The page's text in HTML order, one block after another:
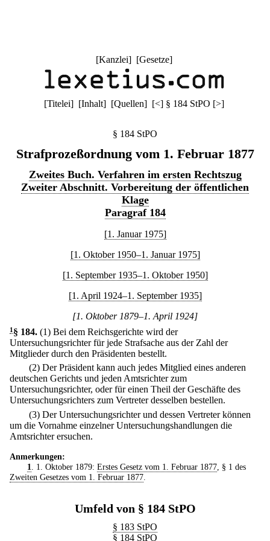
[Kanzlei] [Gesetze]
[Titelei] [Inhalt] [Quellen] [<] § 184 StPO [>]
§ 184 StPO
Strafprozeßordnung vom 1. Februar 1877
Zweites Buch. Verfahren im ersten Rechtszug
Zweiter Abschnitt. Vorbereitung der öffentlichen
Klage
Paragraf 184
[1. Januar 1975]
[1. Oktober 1950–1. Januar 1975]
[1. September 1935–1. Oktober 1950]
[1. April 1924–1. September 1935]
[1. Oktober 1879–1. April 1924]
1 § 184. (1) Bei dem Reichsgerichte wird der
Untersuchungsrichter für jede Strafsache aus der Zahl der
Mitglieder durch den Präsidenten bestellt.
(2) Der Präsident kann auch jedes Mitglied eines anderen
deutschen Gerichts und jeden Amtsrichter zum
Untersuchungsrichter, oder für einen Theil der Geschäfte des
Untersuchungsrichters zum Vertreter desselben bestellen.
(3) Der Untersuchungsrichter und dessen Vertreter können
um die Vornahme einzelner Untersuchungshandlungen die
Amtsrichter ersuchen.
Anmerkungen:
1
. 1. Oktober 1879: Erstes Gesetz vom 1. Februar 1877, § 1 des
Zweiten Gesetzes vom 1. Februar 1877
Umfeld von § 184 StPO
§ 183 StPO
§ 184 StPO